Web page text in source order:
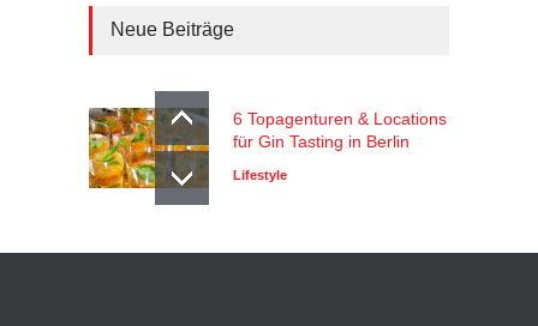
Neue Beiträge
6 Topagenturen & Locations
für Gin Tasting in Berlin
Lifestyle